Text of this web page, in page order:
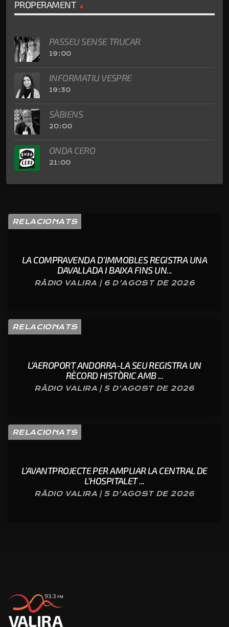
PROPERAMENT
PASSEU SENSE TRUCAR
19:00
INFORMATIU VESPRE
19:30
SÀBIENS
20:00
ONDA CERO
21:00
RELACIONATS
LA COMPRAVENDA D’IMMOBLES REGISTRA UNA
DAVALLADA I BAIXA FINS UN...
RÀDIO VALIRA | 6 D'AGOST DE 2026
RELACIONATS
L’AEROPORT ANDORRA-LA SEU REGISTRA UN
RÈCORD HISTÒRIC AMB ...
RÀDIO VALIRA | 5 D'AGOST DE 2026
RELACIONATS
L’AVANTPROJECTE PER AMPLIAR LA CENTRAL DE
L’HOSPITALET ...
RÀDIO VALIRA | 5 D'AGOST DE 2026